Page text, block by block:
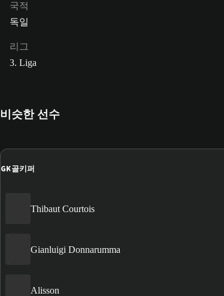
국적
독일
리그
3. Liga
비슷한 선수
GK골키퍼
Thibaut Courtois
Gianluigi Donnarumma
Alisson